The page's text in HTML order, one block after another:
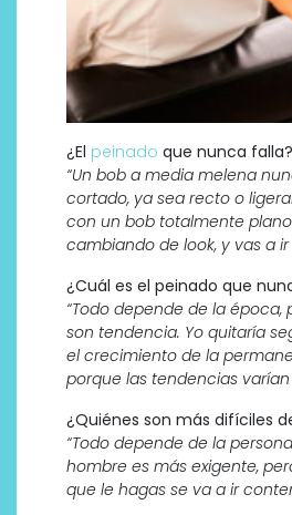
¿El peinado que nunca falla?
“Un bob a media melena
cortado, ya sea recto o
con un bob totalmente
cambiando de look, y vas a ir
¿Cuál es el peinado que
“Todo depende de la
son tendencia. Yo quitaría
el crecimiento de la
porque las tendencias
¿Quiénes son más difíciles
“Todo depende de la
hombre es más exigente,
que le hagas se va a ir